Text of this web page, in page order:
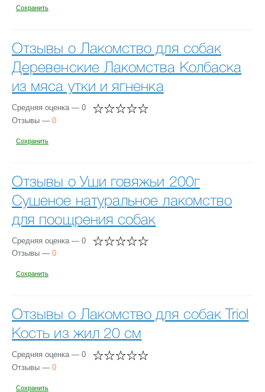
Сохранить
Отзывы о Лакомство для собак
Деревенские Лакомства Колбаска
из мяса утки и ягненка
Средняя оценка — 0
Отзывы — 0
Сохранить
Отзывы о Уши говяжьи 200г
Сушеное натуральное лакомство
для поощрения собак
Средняя оценка — 0
Отзывы — 0
Сохранить
Отзывы о Лакомство для собак Triol
Кость из жил 20 см
Средняя оценка — 0
Отзывы — 0
Сохранить